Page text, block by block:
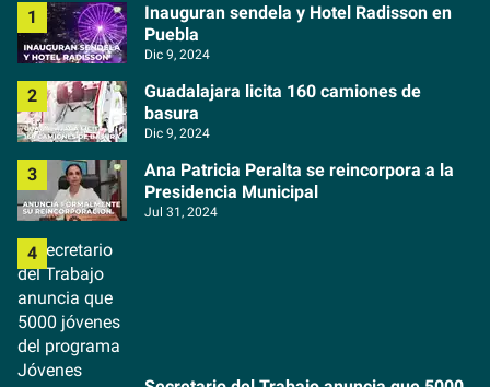
Inauguran sendela y Hotel Radisson en
Puebla
Dic 9, 2024
Guadalajara licita 160 camiones de
basura
Dic 9, 2024
Ana Patricia Peralta se reincorpora a la
Presidencia Municipal
Jul 31, 2024